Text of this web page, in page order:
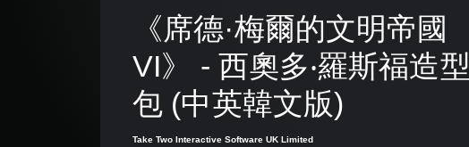
《席德·梅爾的文明帝國
VI》 - 西奧多‧羅斯福造型
包 (中英韓文版)
Take Two Interactive Software UK Limited